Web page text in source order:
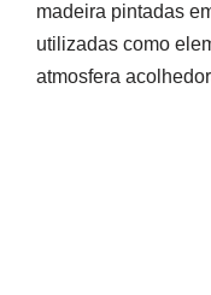
madeira pintadas
utilizadas como
atmosfera